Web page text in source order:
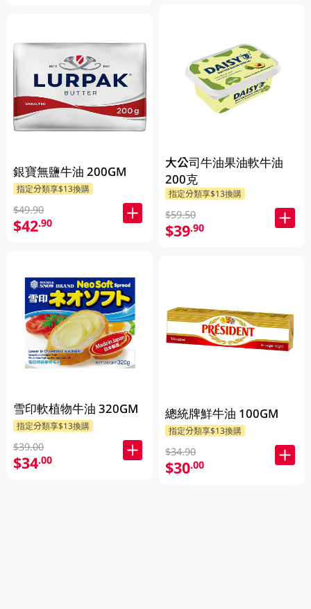
銀寶無鹽牛油 200GM
指定分類享$13換購
$49.90
$42.90
雪印軟植物牛油 320GM
指定分類享$13換購
$39.00
$34.00
大公司牛油果油軟牛油
200克
指定分類享$13換購
$59.50
$39.90
總統牌鮮牛油 100GM
指定分類享$13換購
$34.90
$30.00